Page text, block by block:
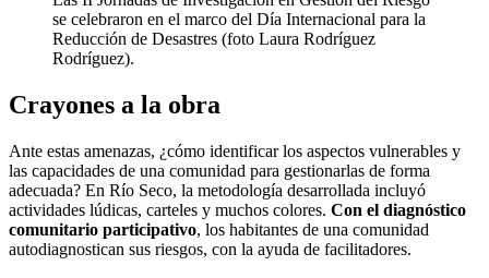
se celebraron en el marco del Día Internacional para la
Reducción de Desastres (foto Laura Rodríguez
Rodríguez).
Crayones a la obra
Ante estas amenazas, ¿cómo identificar los aspectos vulnerables y
las capacidades de una comunidad para gestionarlas de forma
adecuada? En Río Seco, la metodología desarrollada incluyó
actividades lúdicas, carteles y muchos colores. Con el diagnóstico
comunitario participativo, los habitantes de una comunidad
autodiagnostican sus riesgos, con la ayuda de facilitadores.